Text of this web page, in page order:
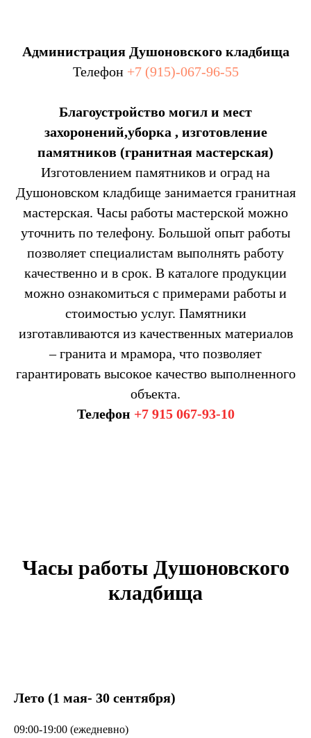
Администрация Душоновского кладбища
Телефон +7 (915)-067-96-55
Благоустройство могил и мест
захоронений,уборка , изготовление
памятников (гранитная мастерская)
Изготовлением памятников и оград на
Душоновском кладбище занимается гранитная
мастерская. Часы работы мастерской можно
уточнить по телефону. Большой опыт работы
позволяет специалистам выполнять работу
качественно и в срок. В каталоге продукции
можно ознакомиться с примерами работы и
стоимостью услуг. Памятники
изготавливаются из качественных материалов
– гранита и мрамора, что позволяет
гарантировать высокое качество выполненного
объекта.
Телефон +7 915 067-93-10
Часы работы Душоновского
кладбища
Лето (1 мая- 30 сентября)
09:00-19:00 (ежедневно)